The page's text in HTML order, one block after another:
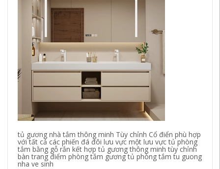
tủ gương nhà tắm thông minh Tùy chỉnh Cổ điển phù hợp
với tất cả các phiến đá đôi lưu vực một lưu vực tủ phòng
tắm bằng gỗ rắn kết hợp tủ gương thông minh tùy chỉnh
bàn trang điểm phòng tắm gương tủ phòng tắm tu guong
nha ve sinh